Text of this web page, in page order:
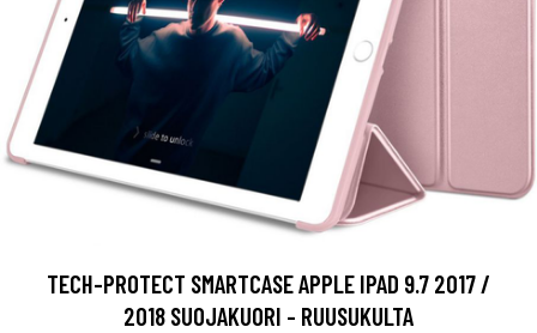
TECH-PROTECT SMARTCASE APPLE IPAD 9.7 2017 /
2018 SUOJAKUORI - RUUSUKULTA